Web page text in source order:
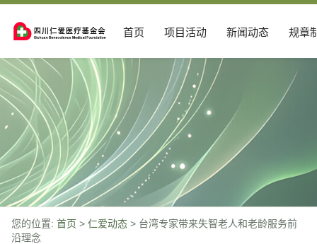
首页 项目活动 新闻动态 规章
您的位置: 首页 > 仁爱动态 > 台湾专家带来失智老人和老龄服务前
沿理念